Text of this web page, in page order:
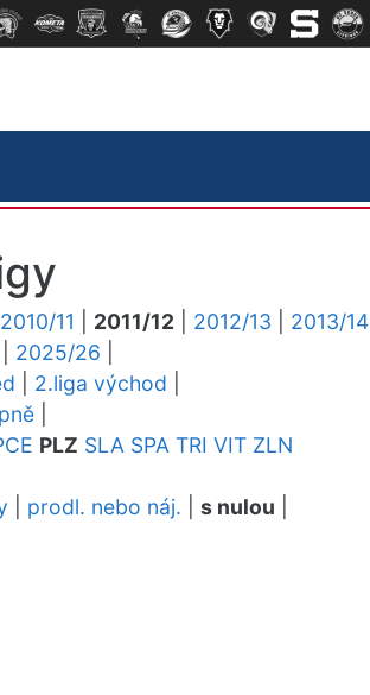
2010/11 2011/12 2012/13 2013/14
2025/26
2.liga východ
PLZ SLA SPA TRI VIT ZLN
prodl. nebo náj. s nulou